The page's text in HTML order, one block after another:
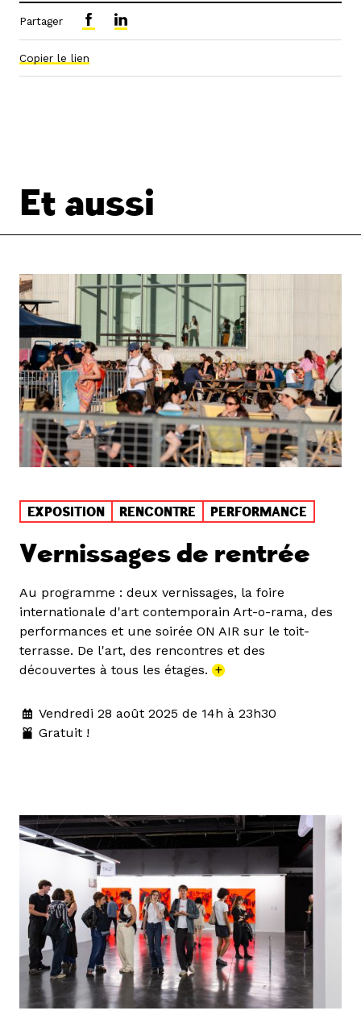
Partager
Copier le lien
Et aussi
EXPOSITION RENCONTRE PERFORMANCE
Vernissages de rentrée
Au programme : deux vernissages, la foire
internationale d'art contemporain Art-o-rama, des
performances et une soirée ON AIR sur le toit-
terrasse. De l'art, des rencontres et des
découvertes à tous les étages. +
Vendredi 28 août 2025 de 14h à 23h30
Gratuit !